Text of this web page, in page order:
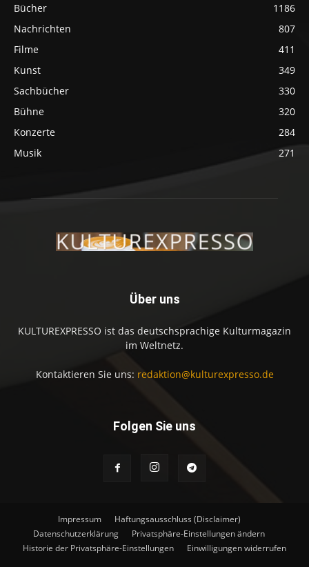
Bücher
1186
Nachrichten
807
Filme
411
Kunst
349
Sachbücher
330
Bühne
320
Konzerte
284
Musik
271
Über uns
KULTUREXPRESSO ist das deutschsprachige Kulturmagazin
im Weltnetz.
Kontaktieren Sie uns: redaktion@kulturexpresso.de
Folgen Sie uns
Impressum
Haftungsausschluss (Disclaimer)
Datenschutzerklärung
Privatsphäre-Einstellungen ändern
Historie der Privatsphäre-Einstellungen
Einwilligungen widerrufen